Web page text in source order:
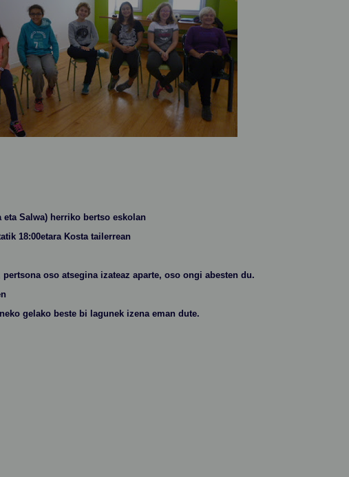
Salwa) herriko bertso eskolan
18:00etara Kosta tailerrean
oso atsegina izateaz aparte, oso ongi abesten du.
gelako beste bi lagunek izena eman dute.